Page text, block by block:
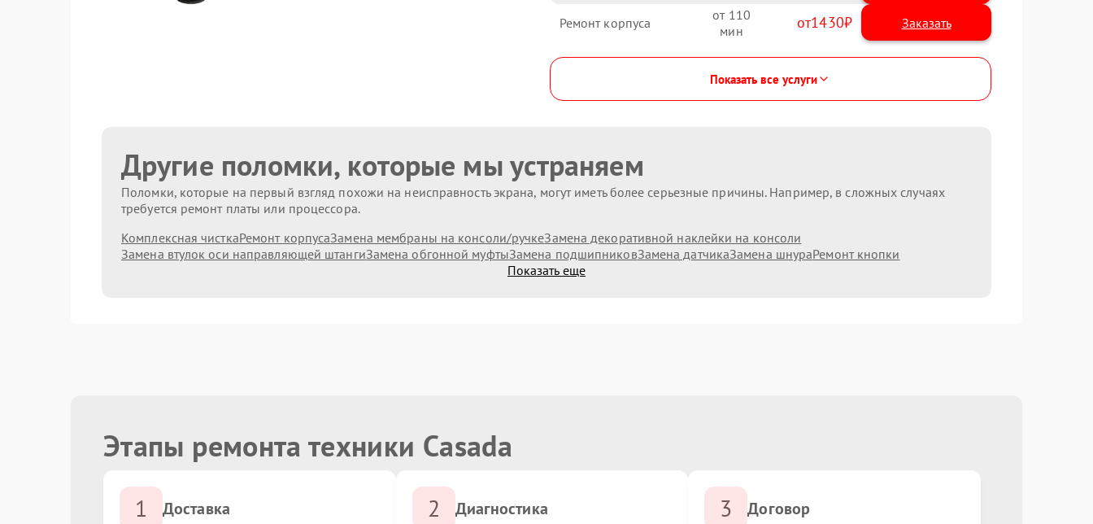
Ремонт корпуса 110 1430
Показать все услуги
Другие поломки, которые мы устраняем
Поломки, которые на первый взгляд похожи на неисправность экрана, могут иметь более серьезные причины. Например, в сложных случаях
требуется ремонт платы или процессора.
Комплексная чисткаРемонт корпусаЗамена мембраны на консоли/ручкеЗамена декоративной наклейки на консоли
Замена втулок оси направляющей штангиЗамена обгонной муфтыЗамена подшипниковЗамена датчикаЗамена шнураРемонт кнопки
Показать еще
Этапы ремонта техники Casada
1 Доставка 2 Диагностика 3 Договор